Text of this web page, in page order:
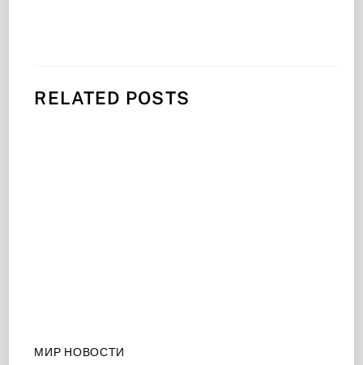
RELATED POSTS
МИР НОВОСТИ